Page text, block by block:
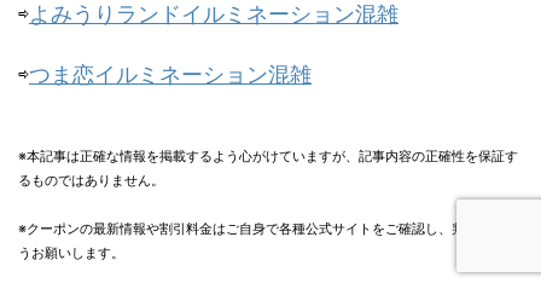
⇨よみうりランドイルミネーション混雑
⇨つま恋イルミネーション混雑
※本記事は正確な情報を掲載するよう心がけていますが、記事内容の正確性を保証す
るものではありません。
※クーポンの最新情報や割引料金はご自身で各種公式サイトをご確認し、判断するよ
うお願いします。